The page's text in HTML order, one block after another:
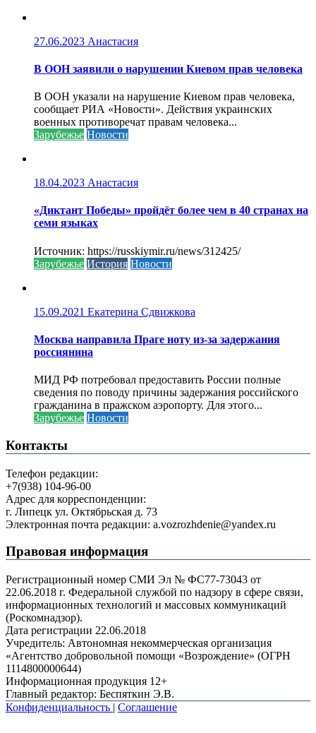
27.06.2023 Анастасия
В ООН заявили о нарушении Киевом прав человека
В ООН указали на нарушение Киевом прав человека,
сообщает РИА «Новости». Действия украинских
военных противоречат правам человека...
Зарубежье Новости
18.04.2023 Анастасия
«Диктант Победы» пройдёт более чем в 40 странах на
семи языках
Источник: https://russkiymir.ru/news/312425/
Зарубежье История Новости
15.09.2021 Екатерина Сдвижкова
Москва направила Праге ноту из-за задержания
россиянина
МИД РФ потребовал предоставить России полные
сведения по поводу причины задержания российского
гражданина в пражском аэропорту. Для этого...
Зарубежье Новости
Контакты
Телефон редакции:
+7(938) 104-96-00
Адрес для корреспонденции:
г. Липецк ул. Октябрьская д. 73
Электронная почта редакции: a.vozrozhdenie@yandex.ru
Правовая информация
Регистрационный номер СМИ Эл № ФС77-73043 от
22.06.2018 г. Федеральной службой по надзору в сфере связи,
информационных технологий и массовых коммуникаций
(Роскомнадзор).
Дата регистрации 22.06.2018
Учредитель: Автономная некоммерческая организация
«Агентство добровольной помощи «Возрождение» (ОГРН
1114800000644)
Информационная продукция 12+
Главный редактор: Беспяткин Э.В.
Конфиденциальность | Соглашение